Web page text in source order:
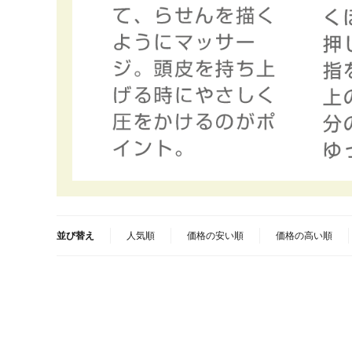
並び替え 人気順 価格の安い順 価格の高い順